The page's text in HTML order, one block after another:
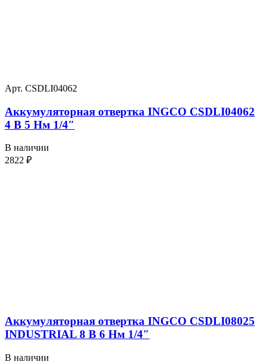
Арт. CSDLI04062
Аккумуляторная отвертка INGCO CSDLI04062
4 В 5 Нм 1/4″
В наличии
2822 ₽
Аккумуляторная отвертка INGCO CSDLI08025
INDUSTRIAL 8 В 6 Нм 1/4″
В наличии